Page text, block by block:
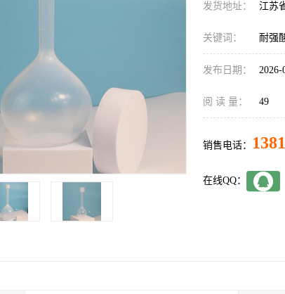
发货地址： 江苏
关键词： 耐强
发布日期： 2026-
阅 读 量： 49
销售电话：
在线QQ：